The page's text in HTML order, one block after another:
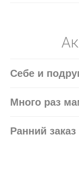
Себе и
Много раз
Ранний заказ